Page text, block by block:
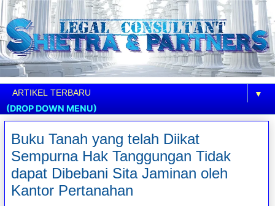
▼
(DROP DOWN MENU)
Buku Tanah yang telah Diikat
Sempurna Hak Tanggungan Tidak
dapat Dibebani Sita Jaminan oleh
Kantor Pertanahan